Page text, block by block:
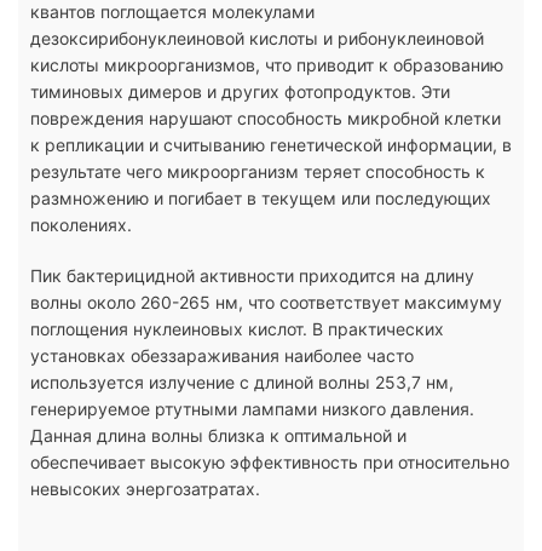
квантов поглощается молекулами
дезоксирибонуклеиновой кислоты и рибонуклеиновой
кислоты микроорганизмов, что приводит к образованию
тиминовых димеров и других фотопродуктов. Эти
повреждения нарушают способность микробной клетки
к репликации и считыванию генетической информации, в
результате чего микроорганизм теряет способность к
размножению и погибает в текущем или последующих
поколениях.
Пик бактерицидной активности приходится на длину
волны около 260-265 нм, что соответствует максимуму
поглощения нуклеиновых кислот. В практических
установках обеззараживания наиболее часто
используется излучение с длиной волны 253,7 нм,
генерируемое ртутными лампами низкого давления.
Данная длина волны близка к оптимальной и
обеспечивает высокую эффективность при относительно
невысоких энергозатратах.